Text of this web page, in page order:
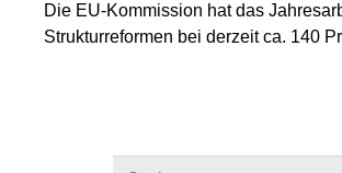
Die EU-Kommission hat das
Strukturreformen bei derzeit ca. 140